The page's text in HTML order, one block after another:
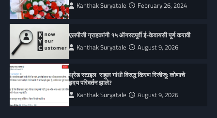
Kanthak Suryatale February 26, 2024
एलपीजी ग्राहकांनी १५ ऑगस्टपूर्वी ई-केवायसी पूर्ण करावी
Kanthak Suryatale August 9, 2026
थ्रेड स्टाइल राहुल गांधी विरुद्ध किरण रिजीजू: कोणाचे
हृदय परिवर्तन झाले?
Kanthak Suryatale August 9, 2026